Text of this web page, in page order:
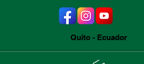
Quito - Ecuador